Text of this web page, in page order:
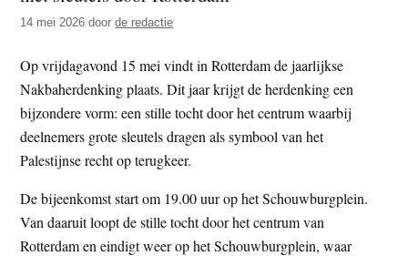
e
i
t
e
d
z
e
s
i
t
e
14 mei 2026 doorde redactie
Op vrijdagavond 15 mei vindt in Rotterdam de jaarlijkse
Nakbaherdenking plaats. Dit jaar krijgt de herdenking een
bijzondere vorm: een stille tocht door het centrum waarbij
deelnemers grote sleutels dragen als symbool van het
Palestijnse recht op terugkeer.
De bijeenkomst start om 19.00 uur op het Schouwburgplein.
Van daaruit loopt de stille tocht door het centrum van
Rotterdam en eindigt weer op het Schouwburgplein, waar